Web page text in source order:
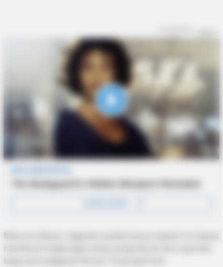
Menurut Basar, kegiatan padat karya seperti ini dapat
membuat lingkungan kerja yang bersih dan nyaman
bagi para pegawai Disnav Tanjung Priok.